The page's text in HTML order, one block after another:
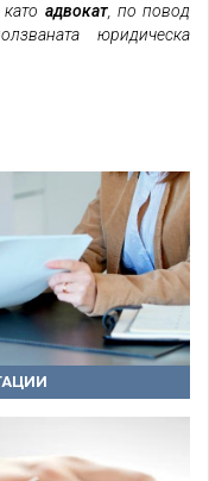
адвокат, по повод
юридическа